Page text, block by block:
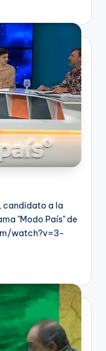
candidato a la
"Modo País" de
watch?v=3-